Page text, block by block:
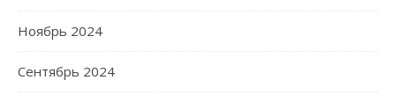
Ноябрь 2024
Сентябрь 2024